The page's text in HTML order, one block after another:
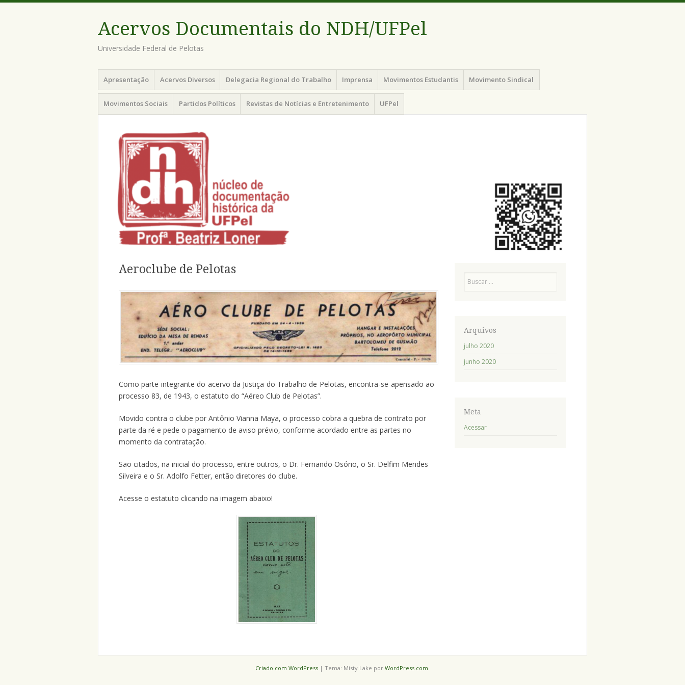
Acervos Documentais do NDH/UFPel
Universidade Federal de Pelotas
Menu
Pular
para
o
conteúdo
Apresentação Acervos Diversos Delegacia Regional do Trabalho Imprensa Movimentos Estudantis Movimento Sindical
Movimentos Sociais Partidos Políticos Revistas de Notícias e Entretenimento UFPel
Aeroclube de Pelotas
Como parte integrante do acervo da Justiça do Trabalho de Pelotas, encontra-se apensado ao
processo 83, de 1943, o estatuto do “Aéreo Club de Pelotas”.
Movido contra o clube por Antônio Vianna Maya, o processo cobra a quebra de contrato por
parte da ré e pede o pagamento de aviso prévio, conforme acordado entre as partes no
momento da contratação.
São citados, na inicial do processo, entre outros, o Dr. Fernando Osório, o Sr. Delfim Mendes
Silveira e o Sr. Adolfo Fetter, então diretores do clube.
Acesse o estatuto clicando na imagem abaixo!
Arquivos
julho 2020
junho 2020
Meta
Acessar
Criado com WordPress | Tema: Misty Lake por WordPress.com